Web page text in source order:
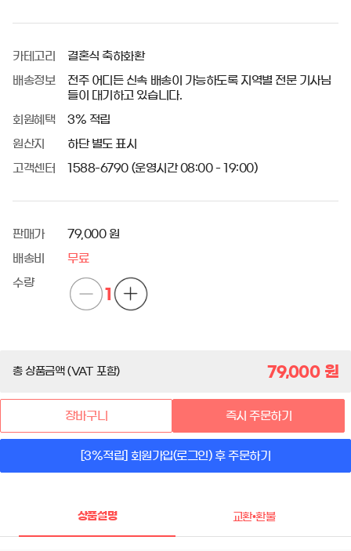
카테고리 결혼식 축하화환
배송정보
전주 어디든 신속 배송이 가능하도록 지역별 전문 기사님
들이 대기하고 있습니다.
회원혜택 3% 적립
원산지 하단 별도 표시
고객센터 1588-6790 (운영시간 08:00 - 19:00)
판매가 79,000 원
배송비 무료
수량
1
총 상품금액 (VAT 포함) 79,000원
장바구니 즉시 주문하기
[3%적립] 회원가입(로그인) 후 주문하기
상품설명 교환•환불